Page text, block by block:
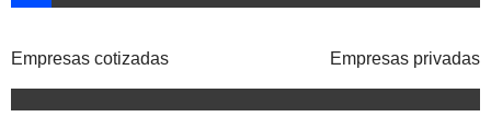
Empresas cotizadas Empresas privadas